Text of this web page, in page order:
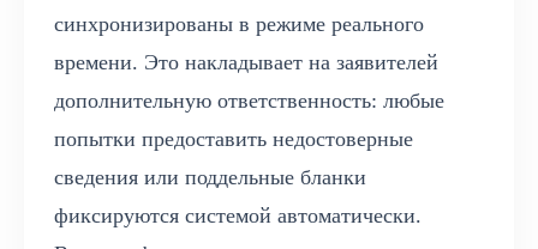
синхронизированы в режиме реального
времени. Это накладывает на заявителей
дополнительную ответственность: любые
попытки предоставить недостоверные
сведения или поддельные бланки
фиксируются системой автоматически.